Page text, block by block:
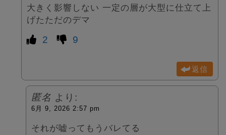
大きく影響しない 一定の層が大型に仕立て上
げたただのデマ
2 9
返信
匿名 より:
6月 9, 2026 2:57 pm
それが嘘ってもうバレてる